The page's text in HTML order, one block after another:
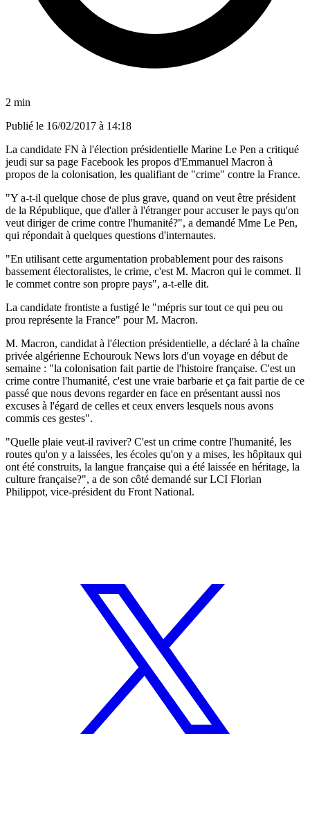
2 min
Publié le 16/02/2017 à 14:18
La candidate FN à l'élection présidentielle Marine Le Pen a critiqué
jeudi sur sa page Facebook les propos d'Emmanuel Macron à
propos de la colonisation, les qualifiant de "crime" contre la France.
"Y a-t-il quelque chose de plus grave, quand on veut être président
de la République, que d'aller à l'étranger pour accuser le pays qu'on
veut diriger de crime contre l'humanité?", a demandé Mme Le Pen,
qui répondait à quelques questions d'internautes.
"En utilisant cette argumentation probablement pour des raisons
bassement électoralistes, le crime, c'est M. Macron qui le commet. Il
le commet contre son propre pays", a-t-elle dit.
La candidate frontiste a fustigé le "mépris sur tout ce qui peu ou
prou représente la France" pour M. Macron.
M. Macron, candidat à l'élection présidentielle, a déclaré à la chaîne
privée algérienne Echourouk News lors d'un voyage en début de
semaine : "la colonisation fait partie de l'histoire française. C'est un
crime contre l'humanité, c'est une vraie barbarie et ça fait partie de ce
passé que nous devons regarder en face en présentant aussi nos
excuses à l'égard de celles et ceux envers lesquels nous avons
commis ces gestes".
"Quelle plaie veut-il raviver? C'est un crime contre l'humanité, les
routes qu'on y a laissées, les écoles qu'on y a mises, les hôpitaux qui
ont été construits, la langue française qui a été laissée en héritage, la
culture française?", a de son côté demandé sur LCI Florian
Philippot, vice-président du Front National.